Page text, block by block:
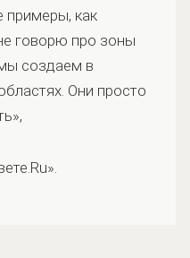
примеры, как
говорю про зоны
создаем в
Они просто